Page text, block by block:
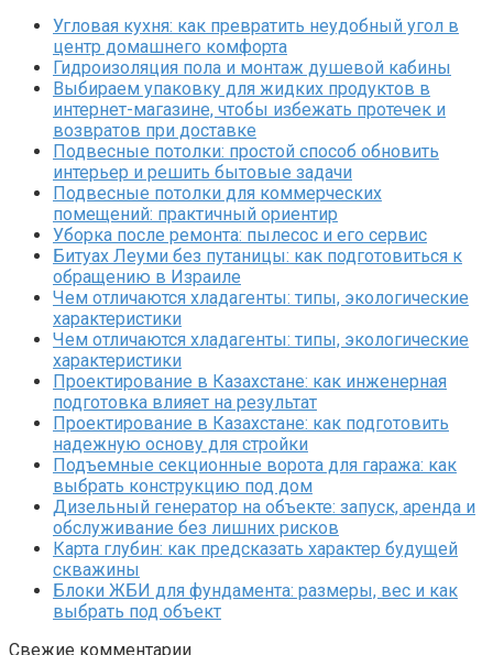
Угловая кухня: как превратить неудобный угол в
центр домашнего комфорта
Гидроизоляция пола и монтаж душевой кабины
Выбираем упаковку для жидких продуктов в
интернет-магазине, чтобы избежать протечек и
возвратов при доставке
Подвесные потолки: простой способ обновить
интерьер и решить бытовые задачи
Подвесные потолки для коммерческих
помещений: практичный ориентир
Уборка после ремонта: пылесос и его сервис
Битуах Леуми без путаницы: как подготовиться к
обращению в Израиле
Чем отличаются хладагенты: типы, экологические
характеристики
Чем отличаются хладагенты: типы, экологические
характеристики
Проектирование в Казахстане: как инженерная
подготовка влияет на результат
Проектирование в Казахстане: как подготовить
надежную основу для стройки
Подъемные секционные ворота для гаража: как
выбрать конструкцию под дом
Дизельный генератор на объекте: запуск, аренда и
обслуживание без лишних рисков
Карта глубин: как предсказать характер будущей
скважины
Блоки ЖБИ для фундамента: размеры, вес и как
выбрать под объект
Свежие комментарии